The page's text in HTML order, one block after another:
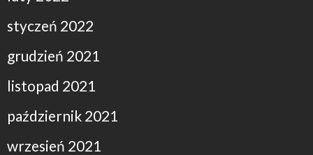
styczeń 2022
grudzień 2021
listopad 2021
październik 2021
wrzesień 2021